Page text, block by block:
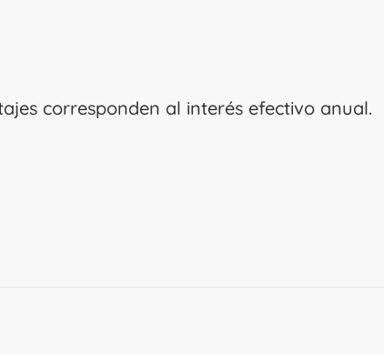
corresponden al interés efectivo anual.